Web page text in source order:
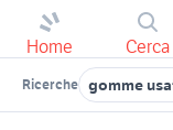
Home Cerca
Ricerche gomme